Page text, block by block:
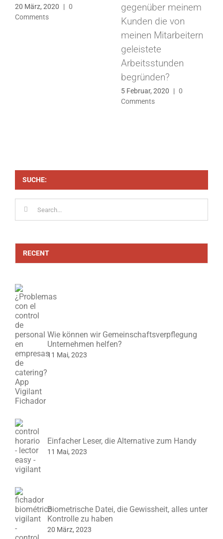
20 März, 2020 | 0
Comments
gegenüber meinem
Kunden die von
meinen Mitarbeitern
geleistete
Arbeitsstunden
begründen?
5 Februar, 2020 | 0
Comments
SUCHE:
RECENT
Wie können wir Gemeinschaftsverpflegung
Unternehmen helfen?
11 Mai, 2023
Einfacher Leser, die Alternative zum Handy
11 Mai, 2023
Biometrische Datei, die Gewissheit, alles unter
Kontrolle zu haben
20 März, 2023